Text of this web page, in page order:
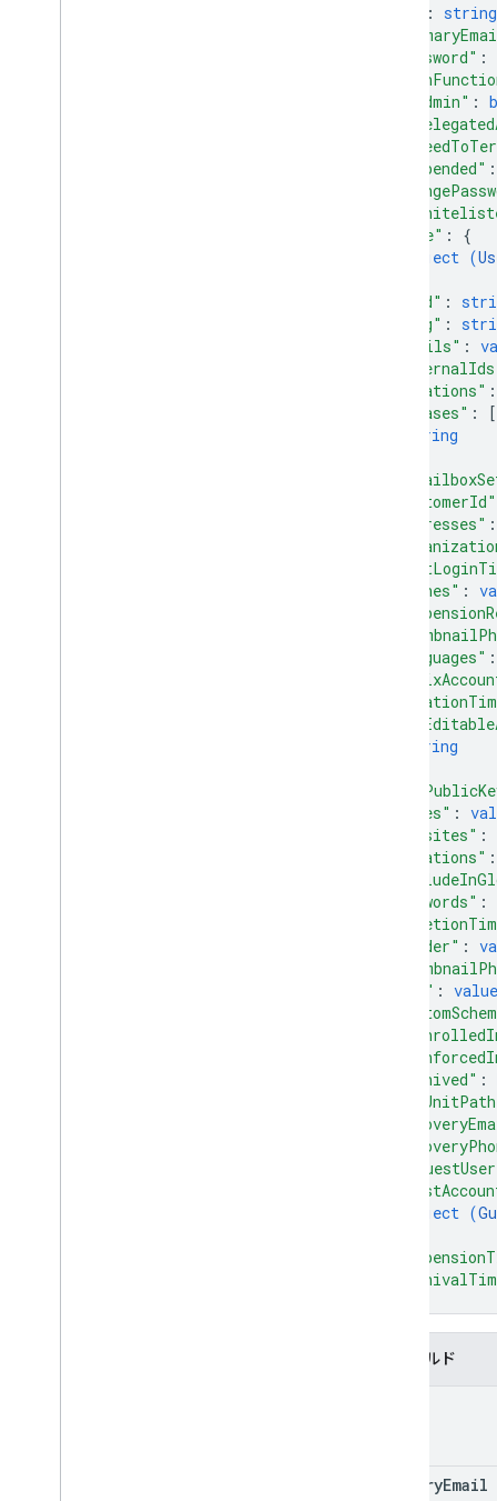
: string
"password" :
"isAdmin" :
"suspended" :
"name" : {
object (
"kind" :
"etag" :
"emails" :
"relations" :
"aliases" :
[
string
"customerId"
"addresses" :
"phones" :
"languages" :
string
"notes" :
"websites" :
"locations" :
"keywords" :
"gender" :
"ims" : value
"archived" :
object (
フィールド
primaryEmail